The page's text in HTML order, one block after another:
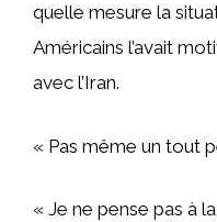
quelle mesure la
Américains l’avait
avec l’Iran.
« Pas même un tout
« Je ne pense pas à